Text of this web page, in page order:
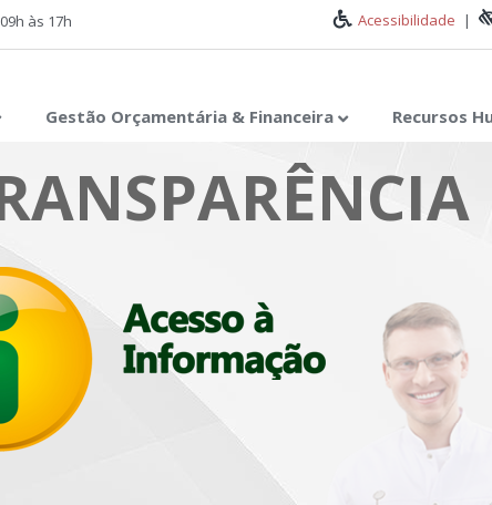
às 17h Acessibilidade |
Gestão Orçamentária & Financeira Recursos